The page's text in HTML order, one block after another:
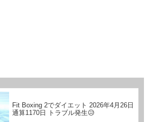
Fit Boxing 2でダイエット 2026年4月26日
通算1170日 トラブル発生😥